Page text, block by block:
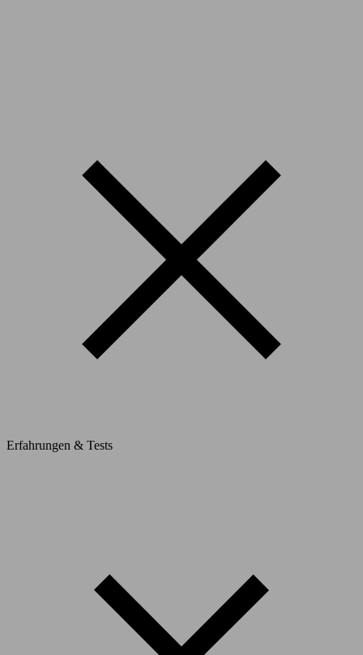
Erfahrungen & Tests